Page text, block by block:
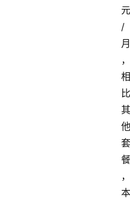
元
/
月
，
相
比
其
他
套
餐
，
本